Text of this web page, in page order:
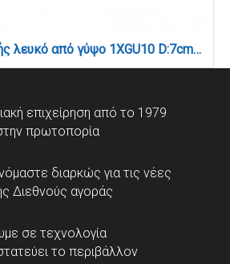
Φωτιστικό οροφής λευκό από γύψο 1XGU10 D:7cm (42165)
επιχείρηση από το 1979
πρωτοπορία
διαρκώς για τις νέες
Διεθνούς αγοράς
σε τεχνολογία
το περιβάλλον